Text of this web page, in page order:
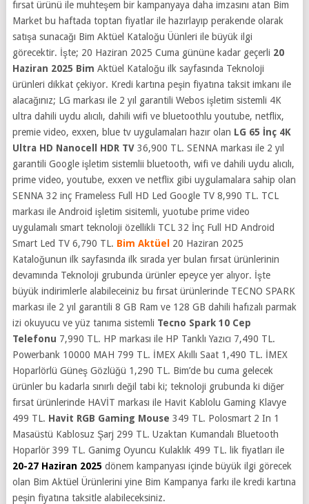
fırsat ürünü ile muhteşem bir kampanyaya daha imzasını atan Bim
Market bu haftada toptan fiyatlar ile hazırlayıp perakende olarak
satışa sunacağı Bim Aktüel Kataloğu Üünleri ile büyük ilgi
görecektir. İşte; 20 Haziran 2025 Cuma gününe kadar geçerli 20
Haziran 2025 Bim Aktüel Kataloğu ilk sayfasında Teknoloji
ürünleri dikkat çekiyor. Kredi kartına peşin fiyatına taksit imkanı ile
alacağınız; LG markası ile 2 yıl garantili Webos işletim sistemli 4K
ultra dahili uydu alıcılı, dahili wifi ve bluetoothlu youtube, netflix,
premie video, exxen, blue tv uygulamaları hazır olan LG 65 İnç 4K
Ultra HD Nanocell HDR TV 36,900 TL. SENNA markası ile 2 yıl
garantili Google işletim sistemlii bluetooth, wifi ve dahili uydu alıcılı,
prime video, youtube, exxen ve netflix gibi uygulamalara sahip olan
SENNA 32 inç Frameless Full HD Led Google TV 8,990 TL. TCL
markası ile Android işletim sisitemli, yuotube prime video
uygulamalı smart teknoloji özellikli TCL 32 İnç Full HD Android
Smart Led TV 6,790 TL. Bim Aktüel
20 Haziran 2025
Kataloğunun ilk sayfasında ilk sırada yer bulan fırsat ürünlerinin
devamında Teknoloji grubunda ürünler epeyce yer alıyor. İşte
büyük indirimlerle alabileceiniz bu fırsat ürünlerinde TECNO SPARK
markası ile 2 yıl garantili 8 GB Ram ve 128 GB dahili hafızalı parmak
izi okuyucu ve yüz tanıma sistemli Tecno Spark 10 Cep
Telefonu 7,990 TL. HP markası ile HP Tanklı Yazıcı 7,490 TL.
Powerbank 10000 MAH 799 TL. İMEX Akıllı Saat 1,490 TL. İMEX
Hoparlörlü Güneş Gözlüğü 1,290 TL. Bim’de bu cuma gelecek
ürünler bu kadarla sınırlı değil tabi ki; teknoloji grubunda ki diğer
fırsat ürünlerinde HAVİT markası ile Havit Kablolu Gaming Klavye
499 TL. Havit RGB Gaming Mouse 349 TL. Polosmart 2 In 1
Masaüstü Kablosuz Şarj 299 TL. Uzaktan Kumandalı Bluetooth
Hoparlör 399 TL. Ganimg Oyuncu Kulaklık 499 TL. lik fiyatları ile
20-27 Haziran 2025 dönem kampanyası içinde büyük ilgi görecek
olan Bim Aktüel Ürünlerini yine Bim Kampanya farkı ile kredi kartına
peşin fiyatına taksitle alabileceksiniz.